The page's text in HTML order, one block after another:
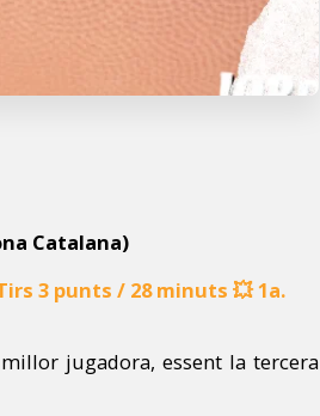
Catalana)
3 punts / 28 minuts 💥1a.
jugadora, essent la tercera